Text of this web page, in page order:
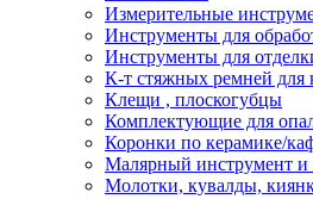
Измерительные
Инструменты для
Инструменты для
К-т стяжных ремней для
Клещи , плоскогубцы
Комплектующие для
Коронки по керамике/
Малярный инструмент и
Молотки, кувалды,